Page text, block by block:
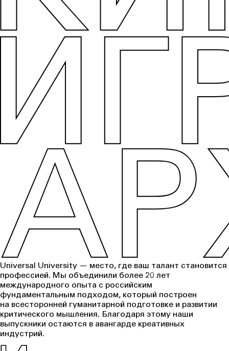
Universal University — место, где ваш талант становится
профессией. Мы объединили более 20 лет
международного опыта с российским
фундаментальным подходом, который построен
на всесторонней гуманитарной подготовке и развитии
критического мышления. Благодаря этому наши
выпускники остаются в авангарде креативных
индустрий.